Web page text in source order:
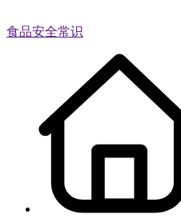
食品安全常识